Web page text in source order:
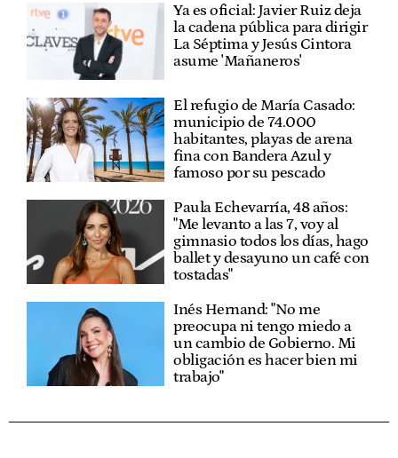
Ya es oficial: Javier Ruiz deja
la cadena pública para dirigir
La Séptima y Jesús Cintora
asume 'Mañaneros'
El refugio de María Casado:
municipio de 74.000
habitantes, playas de arena
fina con Bandera Azul y
famoso por su pescado
Paula Echevarría, 48 años:
"Me levanto a las 7, voy al
gimnasio todos los días, hago
ballet y desayuno un café con
tostadas"
Inés Hernand: "No me
preocupa ni tengo miedo a
un cambio de Gobierno. Mi
obligación es hacer bien mi
trabajo"